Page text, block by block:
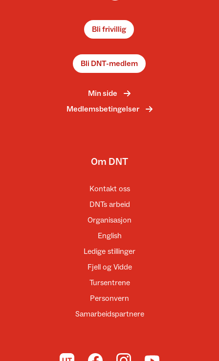
Bli frivillig
Bli DNT-medlem
Min side
Medlemsbetingelser
Om DNT
Kontakt oss
DNTs arbeid
Organisasjon
English
Ledige stillinger
Fjell og Vidde
Tursentrene
Personvern
Samarbeidspartnere
Til UT.no Til DNT på Facebook
Til DNT på Instagram
Til DNT på YouTube